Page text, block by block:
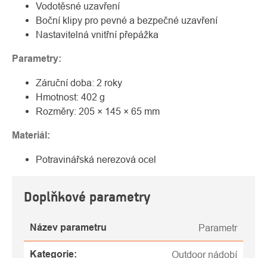
Vodotěsné uzavření
Boční klipy pro pevné a bezpečné uzavření
Nastavitelná vnitřní přepážka
Parametry:
Záruční doba: 2 roky
Hmotnost: 402 g
Rozměry: 205 × 145 × 65 mm
Materiál:
Potravinářská nerezová ocel
Doplňkové parametry
Název parametru Parametr
Kategorie: Outdoor nádobí